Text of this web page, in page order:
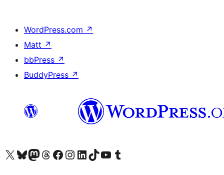
WordPress.com ↗
Matt ↗
bbPress ↗
BuddyPress ↗
Посетите нас в X (ранее Twitter)
Посетите нашу учётную запись в Bluesky
Посетите нашу ленту в Mastodon
Посетите нашу учётную запись в Threads
Посетите нашу страницу на Facebook
Посетите наш Instagram
Посетите нашу страницу в LinkedIn
Посетите нашу учётную запись в TikTok
Посетите наш канал YouTube
Посетите нашу учётную запись в Tumblr